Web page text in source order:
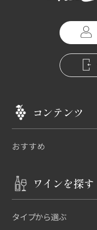
コンテンツ
おすすめ
ワインを探す
タイプから選ぶ